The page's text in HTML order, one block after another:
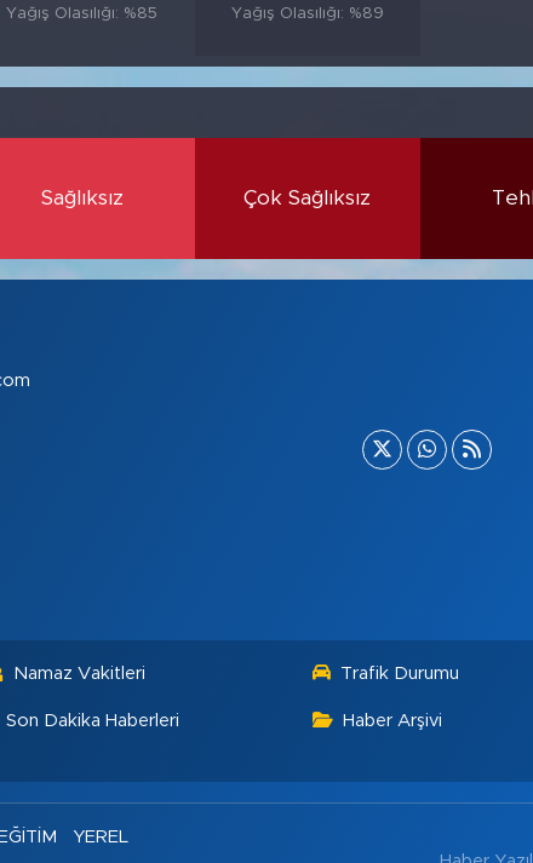
Yağış Olasılığı: %85
Yağış Olasılığı: %89
Sağlıksız Çok Sağlıksız
Namaz Vakitleri Trafik Durumu
Son Dakika Haberleri Haber Arşivi
EĞİTİM
YEREL